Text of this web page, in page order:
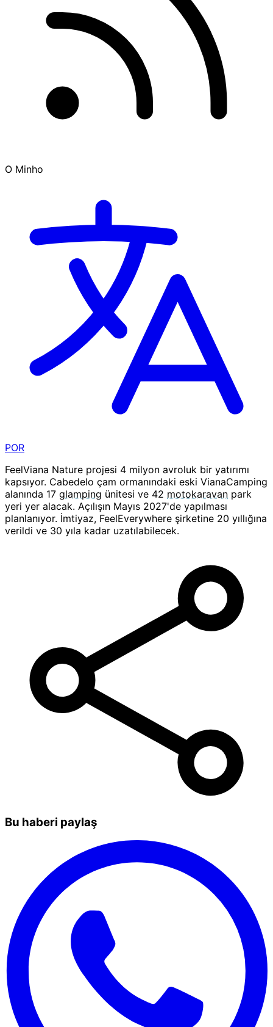
O Minho
POR
FeelViana Nature projesi 4 milyon avroluk bir yatırımı
kapsıyor. Cabedelo çam ormanındaki eski VianaCamping
alanında 17 glamping ünitesi ve 42 motokaravan park
yeri yer alacak. Açılışın Mayıs 2027'de yapılması
planlanıyor. İmtiyaz, FeelEverywhere şirketine 20 yıllığına
verildi ve 30 yıla kadar uzatılabilecek.
Bu haberi paylaş